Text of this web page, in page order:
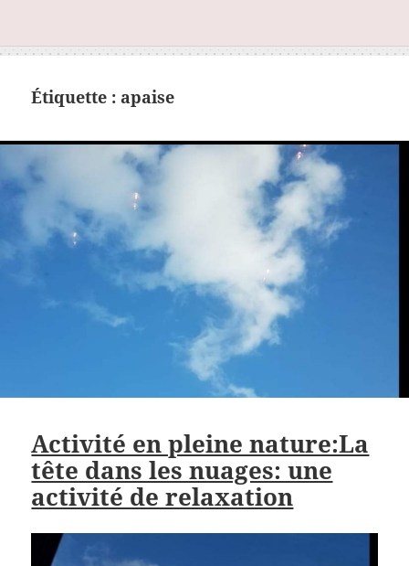
Étiquette : apaise
Activité en pleine nature:La
tête dans les nuages: une
activité de relaxation